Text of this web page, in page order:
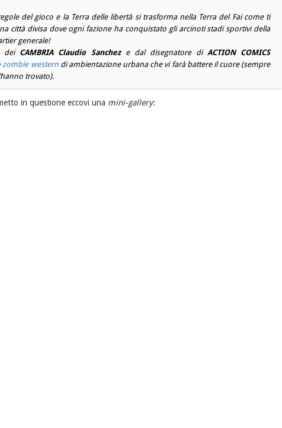
del gioco e la Terra delle libertàsi trasforma nella Terra del Fai come ti
città divisa dove ogni fazione ha conquistato gli arcinoti stadi sportivi della
generale!
CAMBRIA Claudio Sancheze dal disegnatore di ACTION COMICS
zombie westerndi ambientazione urbana che vi farà battere il cuore (sempre
trovato).
in questione eccovi una mini-gallery: